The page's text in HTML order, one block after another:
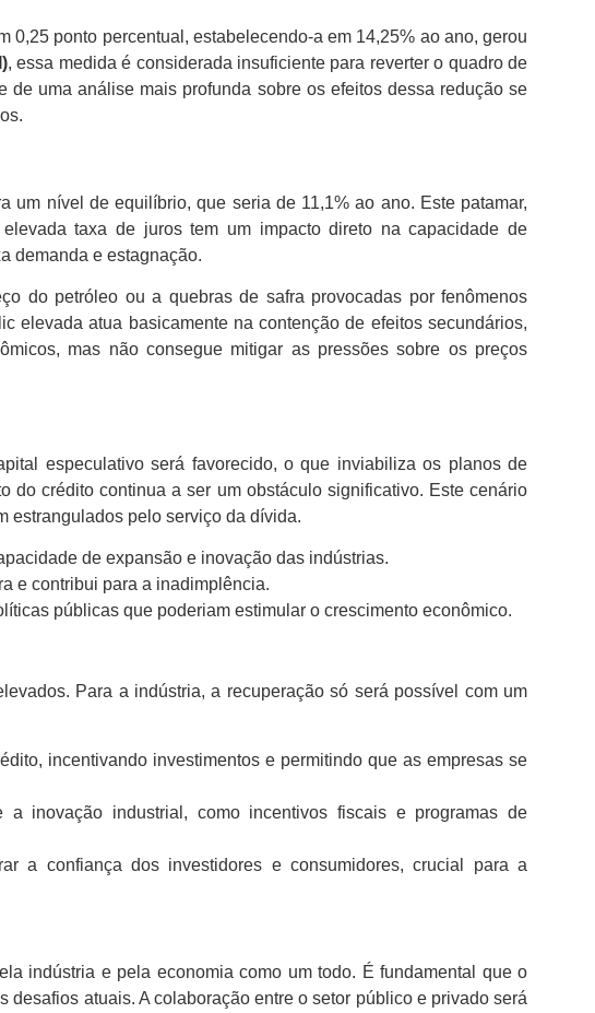
0,25 ponto percentual, estabelecendo-a em 14,25% ao ano, gerou
, essa medida é considerada insuficiente para reverter o quadro de
uma análise mais profunda sobre os efeitos dessa redução se
nível de equilíbrio, que seria de 11,1% ao ano. Este patamar,
taxa de juros tem um impacto direto na capacidade de
demanda e estagnação.
do petróleo ou a quebras de safra provocadas por fenômenos
elevada atua basicamente na contenção de efeitos secundários,
mas não consegue mitigar as pressões sobre os preços
especulativo será favorecido, o que inviabiliza os planos de
do crédito continua a ser um obstáculo significativo. Este cenário
estrangulados pelo serviço da dívida.
de expansão e inovação das indústrias.
e contribui para a inadimplência.
públicas que poderiam estimular o crescimento econômico.
Para a indústria, a recuperação só será possível com um
incentivando investimentos e permitindo que as empresas se
inovação industrial, como incentivos fiscais e programas de
a confiança dos investidores e consumidores, crucial para a
indústria e pela economia como um todo. É fundamental que o
atuais. A colaboração entre o setor público e privado será